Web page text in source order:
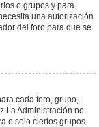
o grupos y para
una autorización
del foro para que se
cada foro, grupo,
La Administración no
o solo ciertos grupos